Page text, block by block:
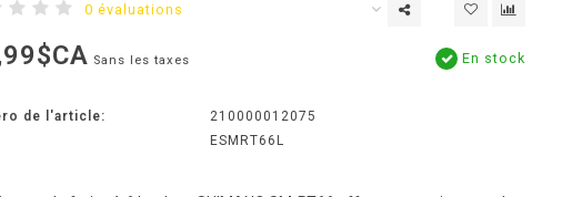
0 évaluations
Sans les taxes En stock
de l'article:
210000012075
ESMRT66L